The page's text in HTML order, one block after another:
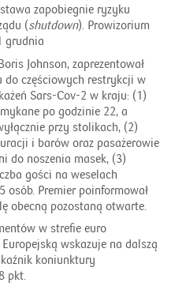
zapobiegnie ryzyku
(shutdown). Prowizorium
grudnia
Johnson, zaprezentował
do częściowych restrykcji w
Sars-Cov-2 w kraju: (1)
po godzinie 22, a
przy stolikach, (2)
i barów oraz pasażerowie
do noszenia masek, (3)
gości na weselach
osób. Premier poinformował
obecną pozostaną otwarte.
w strefie euro
wskazuje na dalszą
koniunktury
pkt.